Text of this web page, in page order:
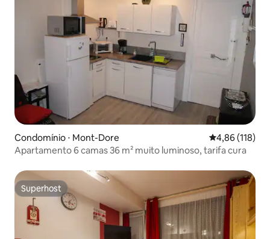
Condomínio ⋅ Mont-Dore 4,86 de uma
4,86 (118)
Apartamento 6 camas 36 m² muito luminoso, tarifa cura
Superhost
Superhost